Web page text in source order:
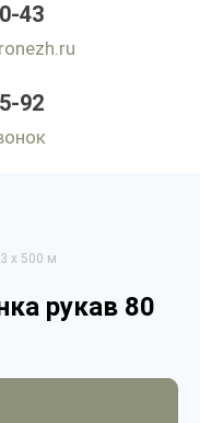
43
92
х 500 м
рукав 80